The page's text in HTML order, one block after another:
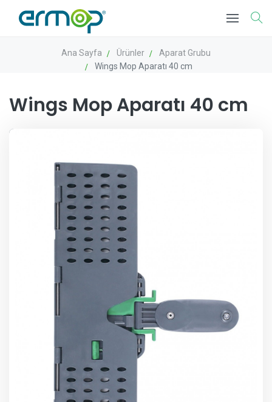
Ana Sayfa Ürünler
Aparat Grubu
Wings Mop Aparatı 40 cm
Wings Mop Aparatı 40 cm